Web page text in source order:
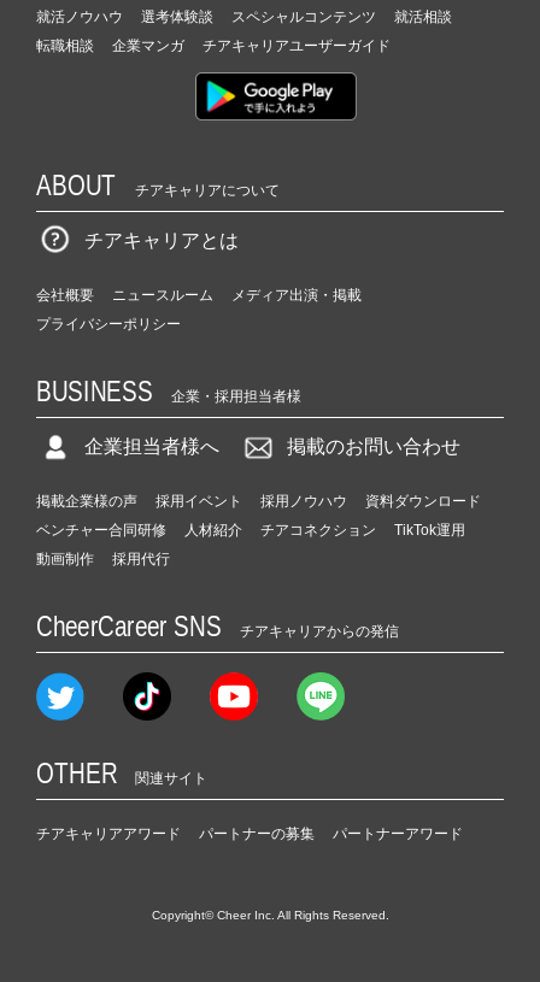
就活ノウハウ 選考体験談 スペシャルコンテンツ
就活相談
転職相談
企業マンガ チアキャリアユーザーガイド
ABOUT チアキャリアについて
チアキャリアとは
会社概要 ニュースルーム
メディア出演・掲載
プライバシーポリシー
BUSINESS 企業・採用担当者様
企業担当者様へ 掲載のお問い合わせ
掲載企業様の声 採用イベント 採用ノウハウ
資料ダウンロード
ベンチャー合同研修
人材紹介 チアコネクション
TikTok運用
動画制作
採用代行
CheerCareer SNS チアキャリアからの発信
OTHER 関連サイト
チアキャリアアワード パートナーの募集 パートナーアワード
Copyright© Cheer Inc. All Rights Reserved.